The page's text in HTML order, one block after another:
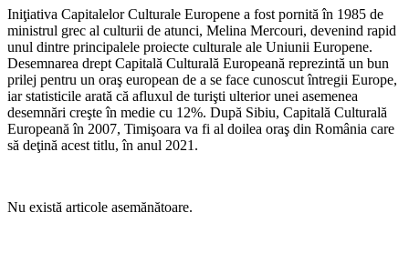
Iniţiativa Capitalelor Culturale Europene a fost pornită în 1985 de
ministrul grec al culturii de atunci, Melina Mercouri, devenind rapid
unul dintre principalele proiecte culturale ale Uniunii Europene.
Desemnarea drept Capitală Culturală Europeană reprezintă un bun
prilej pentru un oraş european de a se face cunoscut întregii Europe,
iar statisticile arată că afluxul de turişti ulterior unei asemenea
desemnări creşte în medie cu 12%. După Sibiu, Capitală Culturală
Europeană în 2007, Timişoara va fi al doilea oraş din România care
să deţină acest titlu, în anul 2021.
Nu există articole asemănătoare.